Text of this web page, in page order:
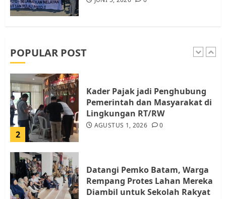
POPULAR POST
1
2
Kader Pajak jadi Penghubung
Pemerintah dan Masyarakat di
Lingkungan RT/RW
AGUSTUS 1, 2026 0
Datangi Pemko Batam, Warga
Rempang Protes Lahan Mereka
Diambil untuk Sekolah Rakyat